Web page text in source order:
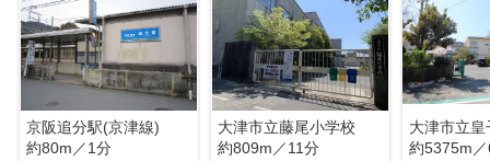
京阪追分駅(京津線)
約80m／1分
大津市立藤尾小学校
約809m／11分
大津市立
約5375m